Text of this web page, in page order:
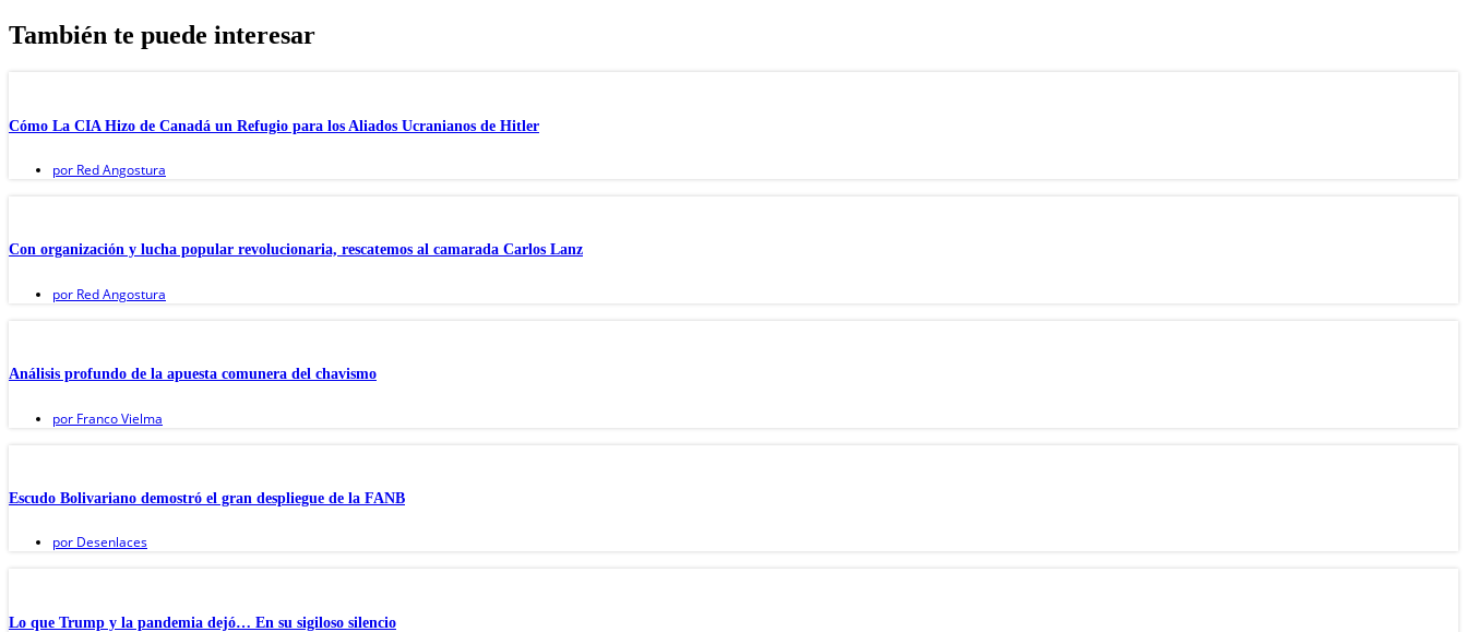
También te puede interesar
Cómo La CIA Hizo de Canadá un Refugio para los Aliados Ucranianos de Hitler
por Red Angostura
Con organización y lucha popular revolucionaria, rescatemos al camarada Carlos Lanz
por Red Angostura
Análisis profundo de la apuesta comunera del chavismo
por Franco Vielma
Escudo Bolivariano demostró el gran despliegue de la FANB
por Desenlaces
Lo que Trump y la pandemia dejó… En su sigiloso silencio